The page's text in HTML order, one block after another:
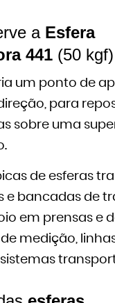
a Esfera
441 (50 kgf)
um ponto de
para
sobre uma
de esferas
e bancadas de
em prensas e
medição,